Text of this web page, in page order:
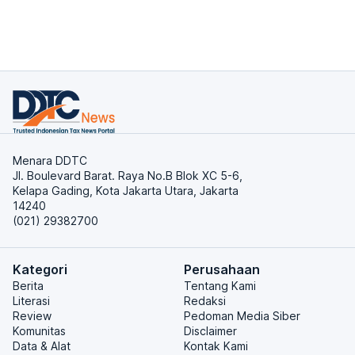
Menara DDTC
Jl. Boulevard Barat. Raya No.B Blok XC 5-6,
Kelapa Gading, Kota Jakarta Utara, Jakarta
14240
(021) 29382700
Kategori
Berita
Literasi
Review
Komunitas
Data & Alat
Perusahaan
Tentang Kami
Redaksi
Pedoman Media Siber
Disclaimer
Kontak Kami